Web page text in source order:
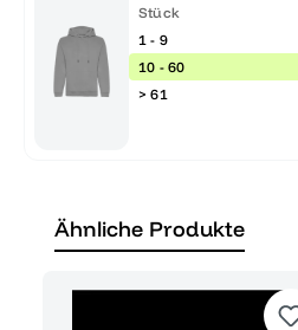
Stück
1 - 9
10 - 60
> 61
Ähnliche Produkte